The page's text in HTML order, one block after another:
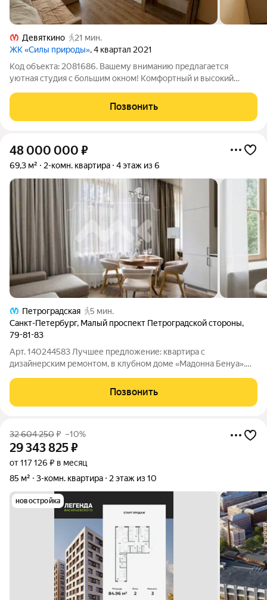
Девяткино
21 мин.
ЖК «Силы природы», 4 квартал 2021
Код объекта: 2081686. Вашему вниманию предлагается
уютная студия с большим окном! Комфортный и высокий
дополнительных вложений. - Просторное
Позвонить
48 000 000 ₽
69,3 м² 2-комн. квартира 4 этаж из 6
Петроградская
5 мин.
Санкт-Петербург, Малый проспект Петроградской стороны,
79-81-83
Арт. 140244583 Лучшее предложение: квартира с
дизайнерским ремонтом, в клубном доме «Мадонна Бенуа».
архитектором Логином Шретером, продолжателем
знаменитой династии Бенуа. В 2023 году была
Позвонить
32 604 250₽ –10%
29 343 825₽
от 117 126 ₽ в месяц
85 м²
3-комн. квартира 2 этаж из 10
новостройка